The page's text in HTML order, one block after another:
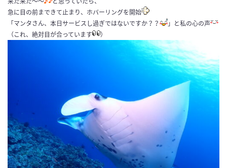
急に目の前まできて止まり、ホバーリングを開始
「マンタさん、本日サービスし過ぎではないですか？？
」と私の心の声
（これ、絶対目が合っています
）